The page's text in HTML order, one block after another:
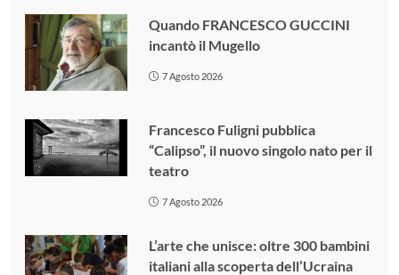
Quando FRANCESCO GUCCINI
incantò il Mugello
7 Agosto 2026
Francesco Fuligni pubblica
“Calipso”, il nuovo singolo nato per il
teatro
7 Agosto 2026
L’arte che unisce: oltre 300 bambini
italiani alla scoperta dell’Ucraina